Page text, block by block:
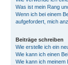
Was ist mein Rang
Wenn ich bei einem
aufgefordert, mich
Beiträge schreiben
Wie erstelle ich ein
Wie kann ich einen
Wie kann ich meinem